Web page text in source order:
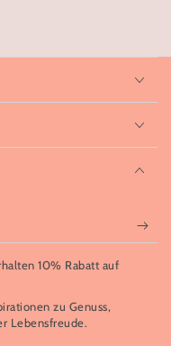
10% Rabatt auf
zu Genuss,
Lebensfreude.